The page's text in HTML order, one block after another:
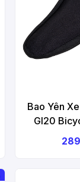
Bao Yên
GI20